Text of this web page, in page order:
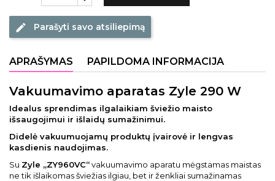
edit Parašyti savo atsiliepimą
APRAŠYMAS PAPILDOMA INFORMACIJA
Vakuumavimo aparatas Zyle 290 W
Idealus sprendimas ilgalaikiam šviežio maisto
išsaugojimui ir išlaidų sumažinimui.
Didelė vakuumuojamų produktų įvairovė ir lengvas
kasdienis naudojimas.
Su Zyle „ZY960VC“vakuumavimo aparatu mėgstamas maistas
ne tik išlaikomas šviežias ilgiau, bet ir ženkliai sumažinamas